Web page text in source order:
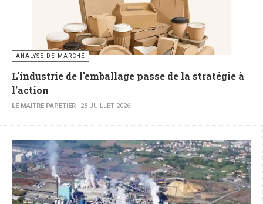
ANALYSE DE MARCHÉ
L'industrie de l'emballage passe de la stratégie à
l'action
LE MAITRE PAPETIER 28 JUILLET 2026